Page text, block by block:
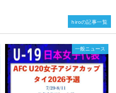
一般ニュース
hiroの記事一覧